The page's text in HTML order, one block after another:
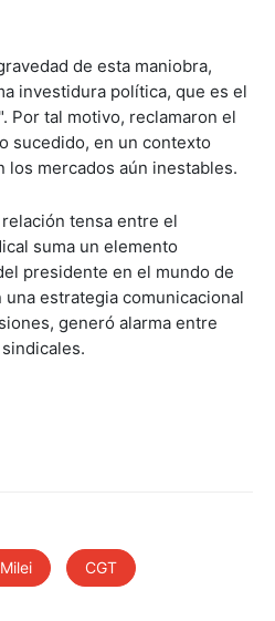
de esta maniobra,
investidura política, que es el
Por tal motivo, reclamaron el
sucedido, en un contexto
los mercados aún inestables.
tensa entre el
suma un elemento
presidente en el mundo de
estrategia comunicacional
generó alarma entre
CGT